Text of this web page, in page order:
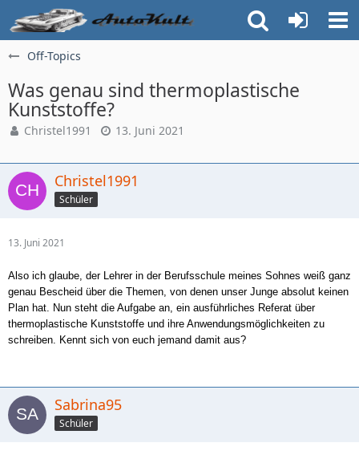
Off-Topics
Was genau sind thermoplastische
Kunststoffe?
Christel1991 13. Juni 2021
Christel1991
Schüler
13. Juni 2021
Also ich glaube, der Lehrer in der Berufsschule meines Sohnes weiß ganz
genau Bescheid über die Themen, von denen unser Junge absolut keinen
Plan hat. Nun steht die Aufgabe an, ein ausführliches Referat über
thermoplastische Kunststoffe und ihre Anwendungsmöglichkeiten zu
schreiben. Kennt sich von euch jemand damit aus?
Sabrina95
Schüler